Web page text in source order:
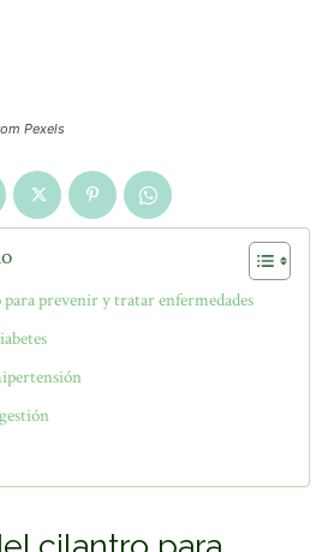
Pexels
prevenir y tratar enfermedades